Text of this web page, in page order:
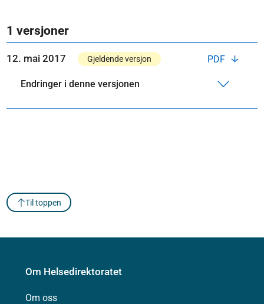
1 versjoner
PDF
12. mai 2017 Gjeldende versjon
Endringer i denne versjonen
Til toppen
Om Helsedirektoratet
Om oss